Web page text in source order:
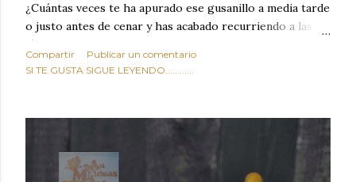
¿Cuántas veces te ha apurado ese gusanillo a media tarde
o justo antes de cenar y has acabado recurriendo a las
típicas patatas de bolsa, frutos secos fritos o snacks
ultraprocesados llenos de grasas saturadas y sodio?
sabroso, con ese toque tostado y crujiente que tanto nos
satisface. Estas alubias crujientes al horno van a cambiar
por completo tu forma de ver las legumbres. Olvídate de
asociar las alubias únicamente a los guisos tradicionales y
Compartir
Publicar un comentario
SI TE GUSTA SIGUE LEYENDO............